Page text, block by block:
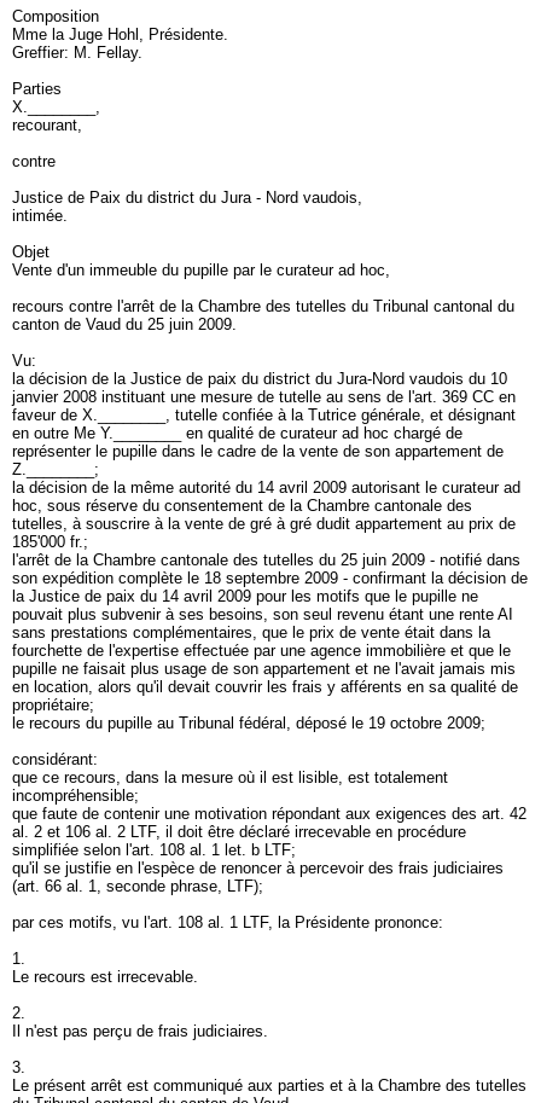
Composition
Mme la Juge Hohl, Présidente.
Greffier: M. Fellay.
Parties
X.________,
recourant,
contre
Justice de Paix du district du Jura - Nord vaudois,
intimée.
Objet
Vente d'un immeuble du pupille par le curateur ad hoc,
recours contre l'arrêt de la Chambre des tutelles du Tribunal cantonal du
canton de Vaud du 25 juin 2009.
Vu:
la décision de la Justice de paix du district du Jura-Nord vaudois du 10
janvier 2008 instituant une mesure de tutelle au sens de l'art. 369 CC en
faveur de X.________, tutelle confiée à la Tutrice générale, et désignant
en outre Me Y.________ en qualité de curateur ad hoc chargé de
représenter le pupille dans le cadre de la vente de son appartement de
Z.________;
la décision de la même autorité du 14 avril 2009 autorisant le curateur ad
hoc, sous réserve du consentement de la Chambre cantonale des
tutelles, à souscrire à la vente de gré à gré dudit appartement au prix de
185'000 fr.;
l'arrêt de la Chambre cantonale des tutelles du 25 juin 2009 - notifié dans
son expédition complète le 18 septembre 2009 - confirmant la décision de
la Justice de paix du 14 avril 2009 pour les motifs que le pupille ne
pouvait plus subvenir à ses besoins, son seul revenu étant une rente AI
sans prestations complémentaires, que le prix de vente était dans la
fourchette de l'expertise effectuée par une agence immobilière et que le
pupille ne faisait plus usage de son appartement et ne l'avait jamais mis
en location, alors qu'il devait couvrir les frais y afférents en sa qualité de
propriétaire;
le recours du pupille au Tribunal fédéral, déposé le 19 octobre 2009;
considérant:
que ce recours, dans la mesure où il est lisible, est totalement
incompréhensible;
que faute de contenir une motivation répondant aux exigences des art. 42
al. 2 et 106 al. 2 LTF, il doit être déclaré irrecevable en procédure
simplifiée selon l'art. 108 al. 1 let. b LTF;
qu'il se justifie en l'espèce de renoncer à percevoir des frais judiciaires
(art. 66 al. 1, seconde phrase, LTF);
par ces motifs, vu l'art. 108 al. 1 LTF, la Présidente prononce:
1.
Le recours est irrecevable.
2.
Il n'est pas perçu de frais judiciaires.
3.
Le présent arrêt est communiqué aux parties et à la Chambre des tutelles